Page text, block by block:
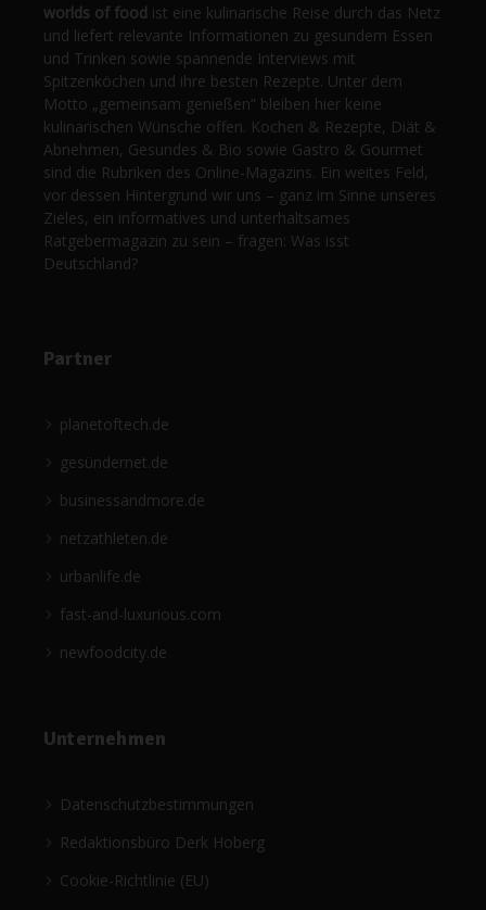
worlds of food ist eine kulinarische Reise durch das Netz
und liefert relevante Informationen zu gesundem Essen
und Trinken sowie spannende Interviews mit
Spitzenköchen und ihre besten Rezepte. Unter dem
Motto „gemeinsam genießen“ bleiben hier keine
kulinarischen Wünsche offen. Kochen & Rezepte, Diät &
Abnehmen, Gesundes & Bio sowie Gastro & Gourmet
sind die Rubriken des Online-Magazins. Ein weites Feld,
vor dessen Hintergrund wir uns – ganz im Sinne unseres
Zieles, ein informatives und unterhaltsames
Ratgebermagazin zu sein – fragen: Was isst
Deutschland?
Partner
planetoftech.de
gesündernet.de
businessandmore.de
netzathleten.de
urbanlife.de
fast-and-luxurious.com
newfoodcity.de
Unternehmen
Datenschutzbestimmungen
Redaktionsbüro Derk Hoberg
Cookie-Richtlinie (EU)